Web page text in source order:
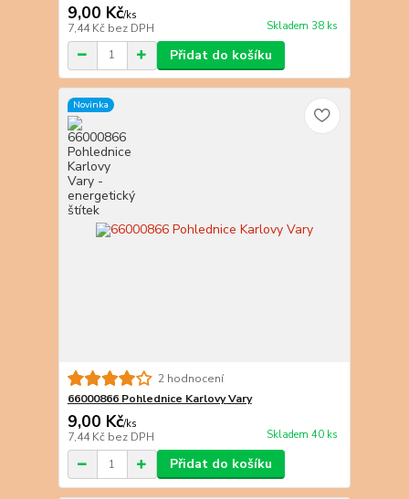
9,00 Kč/ks
7,44 Kč bez DPH Skladem 38 ks
Přidat do košíku
Novinka
2 hodnocení
66000866 Pohlednice Karlovy Vary
9,00 Kč/ks
7,44 Kč bez DPH Skladem 40 ks
Přidat do košíku